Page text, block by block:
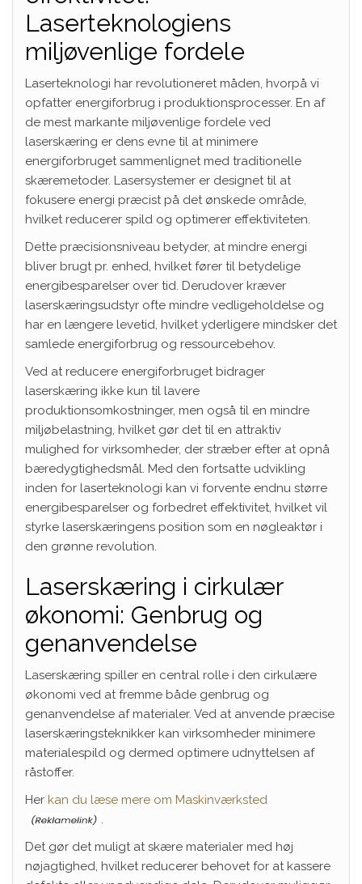
Laserteknologiens
miljøvenlige fordele
Laserteknologi har revolutioneret måden, hvorpå vi
opfatter energiforbrug i produktionsprocesser. En af
de mest markante miljøvenlige fordele ved
laserskæring er dens evne til at minimere
energiforbruget sammenlignet med traditionelle
skæremetoder. Lasersystemer er designet til at
fokusere energi præcist på det ønskede område,
hvilket reducerer spild og optimerer effektiviteten.
Dette præcisionsniveau betyder, at mindre energi
bliver brugt pr. enhed, hvilket fører til betydelige
energibesparelser over tid. Derudover kræver
laserskæringsudstyr ofte mindre vedligeholdelse og
har en længere levetid, hvilket yderligere mindsker det
samlede energiforbrug og ressourcebehov.
Ved at reducere energiforbruget bidrager
laserskæring ikke kun til lavere
produktionsomkostninger, men også til en mindre
miljøbelastning, hvilket gør det til en attraktiv
mulighed for virksomheder, der stræber efter at opnå
bæredygtighedsmål. Med den fortsatte udvikling
inden for laserteknologi kan vi forvente endnu større
energibesparelser og forbedret effektivitet, hvilket vil
styrke laserskæringens position som en nøgleaktør i
den grønne revolution.
Laserskæring i cirkulær
økonomi: Genbrug og
genanvendelse
Laserskæring spiller en central rolle i den cirkulære
økonomi ved at fremme både genbrug og
genanvendelse af materialer. Ved at anvende præcise
laserskæringsteknikker kan virksomheder minimere
materialespild og dermed optimere udnyttelsen af
råstoffer.
Her kan du læse mere om Maskinværksted
.
Det gør det muligt at skære materialer med høj
nøjagtighed, hvilket reducerer behovet for at kassere